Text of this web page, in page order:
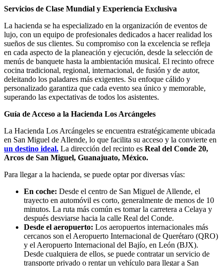
Servicios de Clase Mundial y Experiencia Exclusiva
La hacienda se ha especializado en la organización de eventos de
lujo, con un equipo de profesionales dedicados a hacer realidad los
sueños de sus clientes. Su compromiso con la excelencia se refleja
en cada aspecto de la planeación y ejecución, desde la selección de
menús de banquete hasta la ambientación musical. El recinto ofrece
cocina tradicional, regional, internacional, de fusión y de autor,
deleitando los paladares más exigentes. Su enfoque cálido y
personalizado garantiza que cada evento sea único y memorable,
superando las expectativas de todos los asistentes.
Guía de Acceso a la Hacienda Los Arcángeles
La Hacienda Los Arcángeles se encuentra estratégicamente ubicada
en San Miguel de Allende, lo que facilita su acceso y la convierte en
un destino ideal. La dirección del recinto es Real del Conde 20,
Arcos de San Miguel, Guanajuato, México.
Para llegar a la hacienda, se puede optar por diversas vías:
En coche: Desde el centro de San Miguel de Allende, el
trayecto en automóvil es corto, generalmente de menos de 10
minutos. La ruta más común es tomar la carretera a Celaya y
después desviarse hacia la calle Real del Conde.
Desde el aeropuerto: Los aeropuertos internacionales más
cercanos son el Aeropuerto Internacional de Querétaro (QRO)
y el Aeropuerto Internacional del Bajío, en León (BJX).
Desde cualquiera de ellos, se puede contratar un servicio de
transporte privado o rentar un vehículo para llegar a San